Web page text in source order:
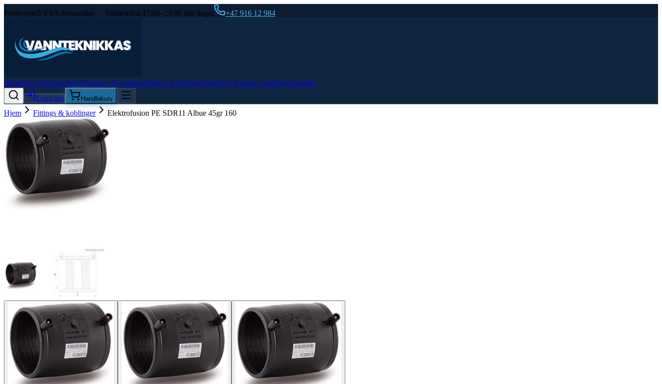
Profesjonell VVS-leverandør · Vakttelefon 17:00–23:00 alle dager +47 916 12 984
HjemOm ossFlensedelerTestutstyr & redningFittings & koblingerVerktøy & andre produkterKontakt
Logg inn
Handlekurv
Hjem Fittings & koblinger Elektrofusion PE SDR11 Albue 45gr 160